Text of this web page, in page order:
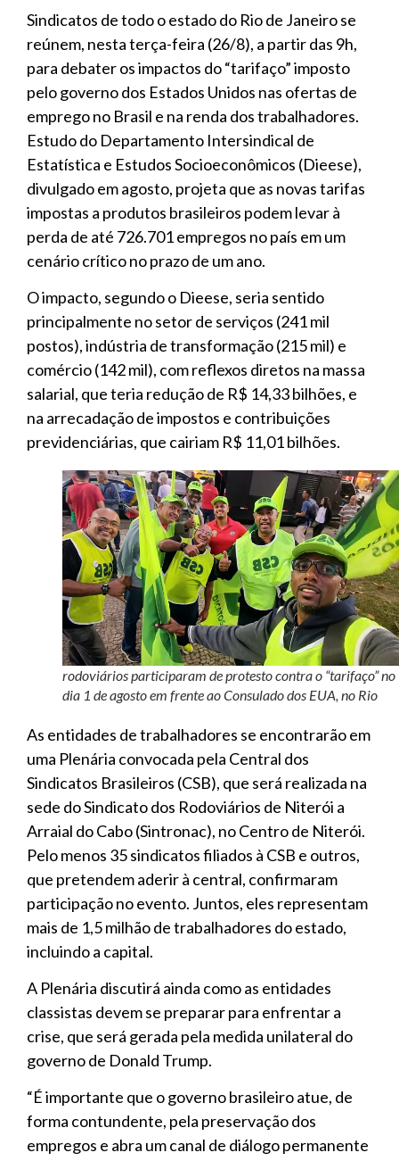
Sindicatos de todo o estado do Rio de Janeiro se
reúnem, nesta terça-feira (26/8), a partir das 9h,
para debater os impactos do “tarifaço” imposto
pelo governo dos Estados Unidos nas ofertas de
emprego no Brasil e na renda dos trabalhadores.
Estudo do Departamento Intersindical de
Estatística e Estudos Socioeconômicos (Dieese),
divulgado em agosto, projeta que as novas tarifas
impostas a produtos brasileiros podem levar à
perda de até 726.701 empregos no país em um
cenário crítico no prazo de um ano.
O impacto, segundo o Dieese, seria sentido
principalmente no setor de serviços (241 mil
postos), indústria de transformação (215 mil) e
comércio (142 mil), com reflexos diretos na massa
salarial, que teria redução de R$ 14,33 bilhões, e
na arrecadação de impostos e contribuições
previdenciárias, que cairiam R$ 11,01 bilhões.
rodoviários participaram de protesto contra o “tarifaço” no
dia 1 de agosto em frente ao Consulado dos EUA, no Rio
As entidades de trabalhadores se encontrarão em
uma Plenária convocada pela Central dos
Sindicatos Brasileiros (CSB), que será realizada na
sede do Sindicato dos Rodoviários de Niterói a
Arraial do Cabo (Sintronac), no Centro de Niterói.
Pelo menos 35 sindicatos filiados à CSB e outros,
que pretendem aderir à central, confirmaram
participação no evento. Juntos, eles representam
mais de 1,5 milhão de trabalhadores do estado,
incluindo a capital.
A Plenária discutirá ainda como as entidades
classistas devem se preparar para enfrentar a
crise, que será gerada pela medida unilateral do
governo de Donald Trump.
“É importante que o governo brasileiro atue, de
forma contundente, pela preservação dos
empregos e abra um canal de diálogo permanente